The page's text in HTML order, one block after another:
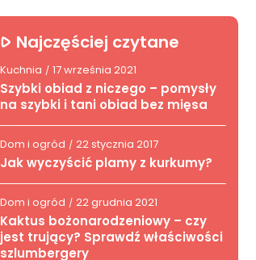
Najczęściej czytane
Kuchnia / 17 września 2021
Szybki obiad z niczego – pomysły
na szybki i tani obiad bez mięsa
Dom i ogród / 22 stycznia 2017
Jak wyczyścić plamy z kurkumy?
Dom i ogród / 22 grudnia 2021
Kaktus bożonarodzeniowy – czy
jest trujący? Sprawdź właściwości
szlumbergery